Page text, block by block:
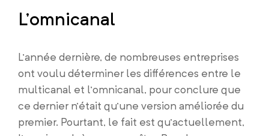
L’omnicanal
L’année dernière, de nombreuses entreprises
ont voulu déterminer les différences entre le
multicanal et l’omnicanal, pour conclure que
ce dernier n’était qu’une version améliorée du
premier. Pourtant, le fait est qu’actuellement,